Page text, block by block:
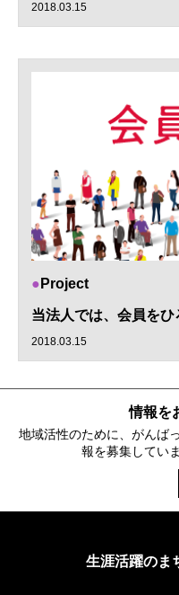
2018.03.15
Project
当法人では、会員をひ
2018.03.15
情報を
地域活性のために、がんば
報を募集してい
生涯活躍のま